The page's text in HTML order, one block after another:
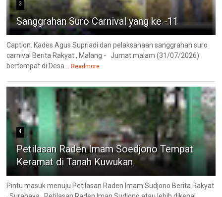
3
Sanggrahan Suro Carnival yang ke -11
Caption. Kades Agus Supriadi dan pelaksanaan sanggrahan suro
carnival Berita Rakyat , Malang - Jumat malam (31/07/2026)
bertempat di Desa... Readmore
4
Petilasan Raden Imam Soedjono Tempat
Keramat di Tanah Kuwukan
Pintu masuk menuju Petilasan Raden Imam Sudjono Berita Rakyat